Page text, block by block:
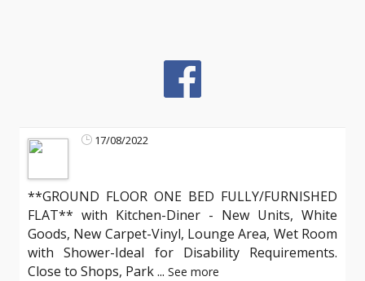
17/08/2022
**GROUND FLOOR ONE BED FULLY/FURNISHED
FLAT** with Kitchen-Diner - New Units, White
Goods, New Carpet-Vinyl, Lounge Area, Wet Room
with Shower-Ideal for Disability Requirements.
Close to Shops, Park... See more